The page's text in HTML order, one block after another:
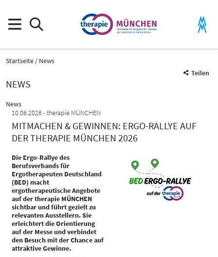
Startseite
News
Teilen
NEWS
News
10.06.2026
therapie MÜNCHEN
MITMACHEN & GEWINNEN: ERGO-RALLYE AUF
DER THERAPIE MÜNCHEN 2026
Die Ergo-Rallye des
Berufsverbands für
Ergotherapeuten Deutschland
(BED) macht
ergotherapeutische Angebote
auf der therapie MÜNCHEN
sichtbar und führt gezielt zu
relevanten Ausstellern. Sie
erleichtert die Orientierung
auf der Messe und verbindet
den Besuch mit der Chance auf
attraktive Gewinne.